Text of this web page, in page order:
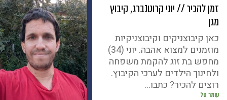
עומר טל
זמן להכיר // יוני קרוטנברג, קיבוץ
מגן
כאן קיבוצניקים וקיבוצניקיות
מוזמנים למצוא אהבה. יוני (34)
מחפש בת זוג להקמת משפחה
ולחינוך הילדים לערכי הקיבוץ.
רוצים להכיר? כתבו...